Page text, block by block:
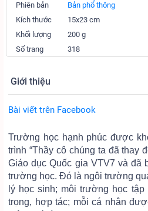
Phiên bản
Bản phổ thông
Kích thước
15x23 cm
Khối lượng
200 g
Số trang
318
Giới thiệu
Bài viết trên Facebook
Trường học hạnh phúc được
trình “Thầy cô chúng ta đã thay
Giáo dục Quốc gia VTV7 và đã
trường học. Đó là ngôi trường
lý học sinh; môi trường học
trọng, hợp tác; mỗi cá nhân